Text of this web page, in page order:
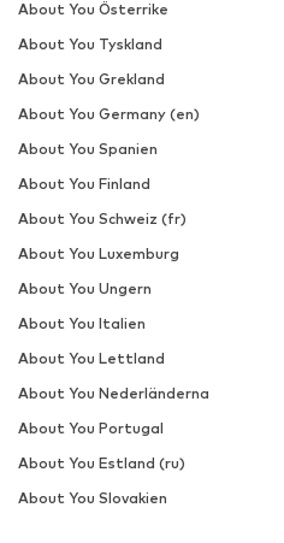
About You Österrike
About You Tyskland
About You Grekland
About You Germany (en)
About You Spanien
About You Finland
About You Schweiz (fr)
About You Luxemburg
About You Ungern
About You Italien
About You Lettland
About You Nederländerna
About You Portugal
About You Estland (ru)
About You Slovakien